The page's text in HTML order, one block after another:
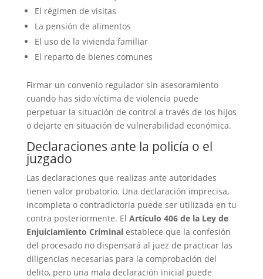
El régimen de visitas
La pensión de alimentos
El uso de la vivienda familiar
El reparto de bienes comunes
Firmar un convenio regulador sin asesoramiento
cuando has sido víctima de violencia puede
perpetuar la situación de control a través de los hijos
o dejarte en situación de vulnerabilidad económica.
Declaraciones ante la policía o el
juzgado
Las declaraciones que realizas ante autoridades
tienen valor probatorio. Una declaración imprecisa,
incompleta o contradictoria puede ser utilizada en tu
contra posteriormente. El Artículo 406 de la Ley de
Enjuiciamiento Criminalestablece que la confesión
del procesado no dispensará al juez de practicar las
diligencias necesarias para la comprobación del
delito, pero una mala declaración inicial puede